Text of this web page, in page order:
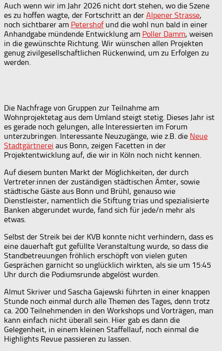
Auch wenn wir im Jahr 2026 nicht dort stehen, wo die Szene
es zu hoffen wagte, der Fortschritt an der Alpener Strasse,
noch sichtbarer am Petershofund die wohl nun bald in einer
Anhandgabe mündende Entwicklung am Poller Damm, weisen
in die gewünschte Richtung. Wir wünschen allen Projekten
genug zivilgesellschaftlichen Rückenwind, um zu Erfolgen zu
werden.
DH
Vortrag
Die Nachfrage von Gruppen zur Teilnahme am
Wohnprojektetag aus dem Umland steigt stetig. Dieses Jahr ist
es gerade noch gelungen, alle Interessierten im Forum
unterzubringen. Interessante Neuzugänge, wie z.B. die Neue
Stadtgärtnerei aus Bonn, zeigen Facetten in der
Projektentwicklung auf, die wir in Köln noch nicht kennen.
Auf diesem bunten Markt der Möglichkeiten, der durch
Vertreter:innen der zuständigen städtischen Ämter, sowie
städtische Gäste aus Bonn und Brühl, genauso wie
Dienstleister, namentlich die Stiftung trias und spezialisierte
Banken abgerundet wurde, fand sich für jede/n mehr als
etwas.
Selbst der Streik bei der KVB konnte nicht verhindern, dass es
eine dauerhaft gut gefüllte Veranstaltung wurde, so dass die
Standbetreuungen fröhlich erschöpft von vielen guten
Gesprächen garnicht so unglücklich wirkten, als sie um 15:45
Uhr durch die Podiumsrunde abgelöst wurden.
Almut Skriver und Sascha Gajewski führten in einer knappen
Stunde noch einmal durch alle Themen des Tages, denn trotz
ca. 200 Teilnehmenden in den Workshops und Vorträgen, man
kann einfach nicht überall sein. Hier gab es dann die
Gelegenheit, in einem kleinen Staffellauf, noch einmal die
Highlights Revue passieren zu lassen.